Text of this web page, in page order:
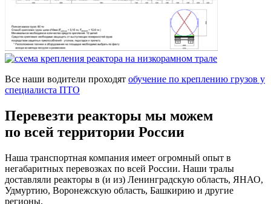
Все наши водители проходят обучение по креплению грузов у
специалиста ПТО
Перевезти реакторы мы можем
по всей территории России
Наша транспортная компания имеет огромный опыт в
негабаритных перевозках по всей России. Наши тралы
доставляли реакторы в (и из) Ленинградскую область, ЯНАО,
Удмуртию, Воронежскую область, Башкирию и другие
регионы.